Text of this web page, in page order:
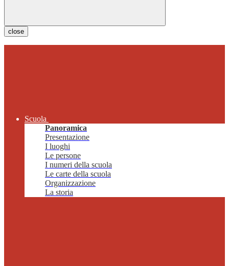
close
Scuola
Panoramica
Presentazione
I luoghi
Le persone
I numeri della scuola
Le carte della scuola
Organizzazione
La storia